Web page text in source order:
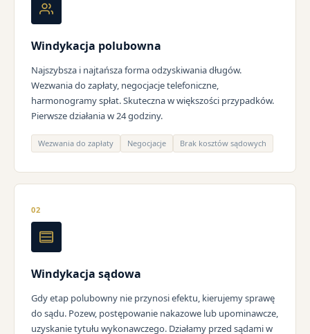
Windykacja polubowna
Najszybsza i najtańsza forma odzyskiwania długów.
Wezwania do zapłaty, negocjacje telefoniczne,
harmonogramy spłat. Skuteczna w większości przypadków.
Pierwsze działania w 24 godziny.
Wezwania do zapłaty Negocjacje Brak kosztów sądowych
02
Windykacja sądowa
Gdy etap polubowny nie przynosi efektu, kierujemy sprawę
do sądu. Pozew, postępowanie nakazowe lub upominawcze,
uzyskanie tytułu wykonawczego. Działamy przed sądami w